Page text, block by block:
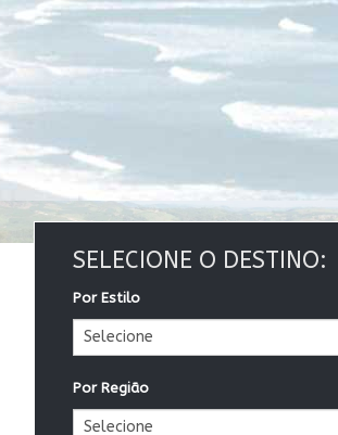
SELECIONE O DESTINO:
Por Estilo
Por Região